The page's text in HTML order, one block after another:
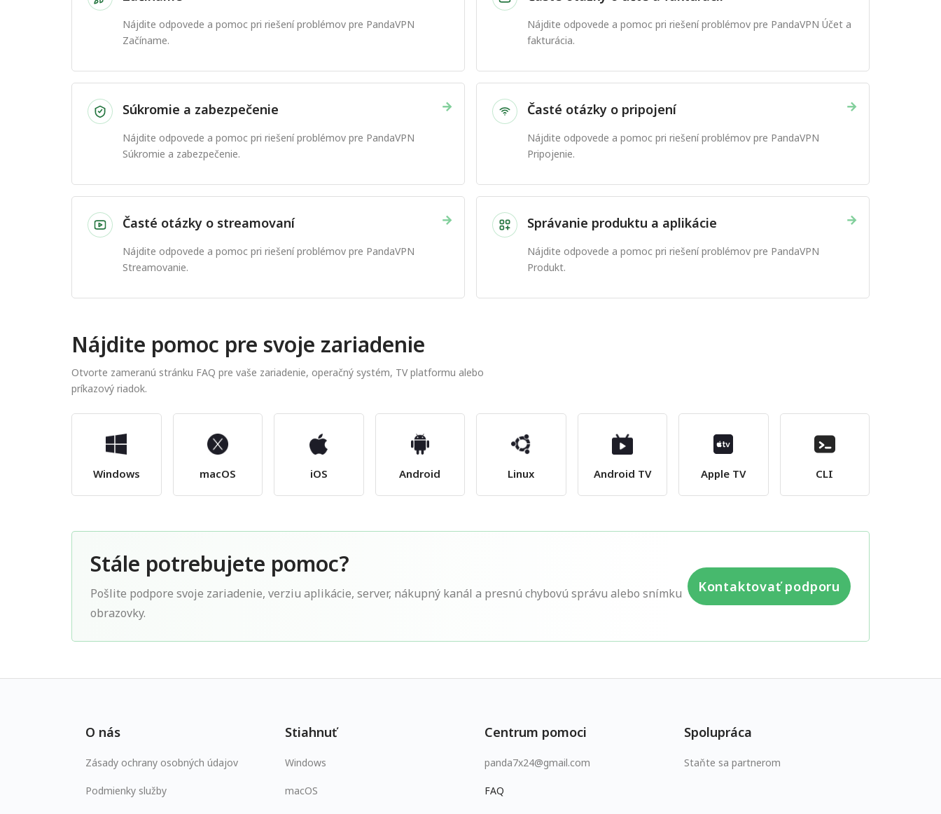
Nájdite odpovede a pomoc pri riešení problémov pre PandaVPN
Začíname.
Nájdite odpovede a pomoc pri riešení problémov pre PandaVPN Účet a
fakturácia.
→
Súkromie a zabezpečenie
Nájdite odpovede a pomoc pri riešení problémov pre PandaVPN
Súkromie a zabezpečenie.
→
Časté otázky o pripojení
Nájdite odpovede a pomoc pri riešení problémov pre PandaVPN
Pripojenie.
→
Časté otázky o streamovaní
Nájdite odpovede a pomoc pri riešení problémov pre PandaVPN
Streamovanie.
→
Správanie produktu a aplikácie
Nájdite odpovede a pomoc pri riešení problémov pre PandaVPN
Produkt.
Nájdite pomoc pre svoje zariadenie
Otvorte zameranú stránku FAQ pre vaše zariadenie, operačný systém, TV platformu alebo
príkazový riadok.
Windows macOS iOS Android Linux Android TV Apple TV CLI
Stále potrebujete pomoc?
Pošlite podpore svoje zariadenie, verziu aplikácie, server, nákupný kanál a presnú chybovú správu alebo snímku
obrazovky.
Kontaktovať podporu
O nás
Zásady ochrany osobných údajov
Podmienky služby
Stiahnuť
Windows
macOS
Centrum pomoci
panda7x24@gmail.com
FAQ
Spolupráca
Staňte sa partnerom